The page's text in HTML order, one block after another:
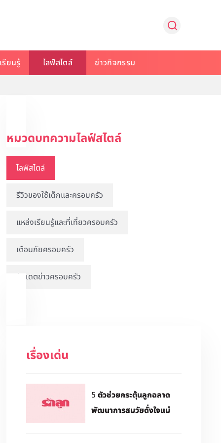
รียนรู้ ไลฟ์สไตล์ ข่าวกิจกรรม
หมวดบทความไลฟ์สไตล์
ไลฟ์สไตล์
รีวิวของใช้เด็กและครอบครัว
แหล่งเรียนรู้และที่เที่ยวครอบครัว
เตือนภัยครอบครัว
อัปเดตข่าวครอบครัว
เรื่องเด่น
5 ตัวช่วยกระตุ้นลูกฉลาด
พัฒนาการสมวัยดั่งใจแม่